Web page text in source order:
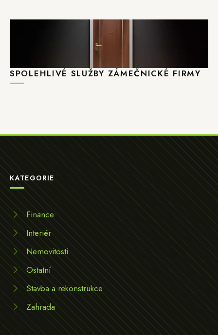
SPOLEHLIVÉ SLUŽBY ZÁMEČNICKÉ FIRMY
KATEGORIE
Finance
Interiér
Nemovitosti
Ostatní
Stavba a rekonstrukce
Zahrada